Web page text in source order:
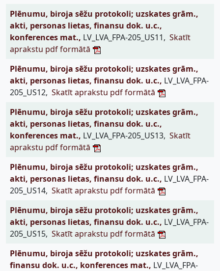
Plēnumu, biroja sēžu protokoli; uzskates grām.,
akti, personas lietas, finansu dok. u.c.,
konferences mat., LV_LVA_FPA-205_US11, Skatīt
aprakstu pdf formātā
Plēnumu, biroja sēžu protokoli; uzskates grām.,
akti, personas lietas, finansu dok. u.c., LV_LVA_FPA-
205_US12, Skatīt aprakstu pdf formātā
Plēnumu, biroja sēžu protokoli; uzskates grām.,
akti, personas lietas, finansu dok. u.c.,
konferences mat., LV_LVA_FPA-205_US13, Skatīt
aprakstu pdf formātā
Plēnumu, biroja sēžu protokoli; uzskates grām.,
akti, personas lietas, finansu dok. u.c., LV_LVA_FPA-
205_US14, Skatīt aprakstu pdf formātā
Plēnumu, biroja sēžu protokoli; uzskates grām.,
akti, personas lietas, finansu dok. u.c., LV_LVA_FPA-
205_US15, Skatīt aprakstu pdf formātā
Plēnumu, biroja sēžu protokoli; uzskates grām.,
finansu dok. u.c., konferences mat., LV_LVA_FPA-